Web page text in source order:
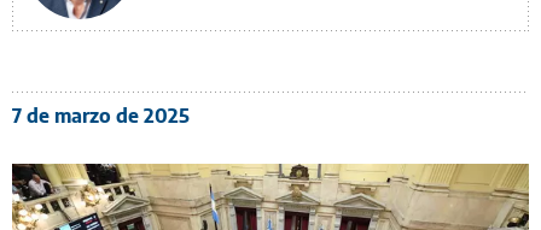
7 de marzo de 2025